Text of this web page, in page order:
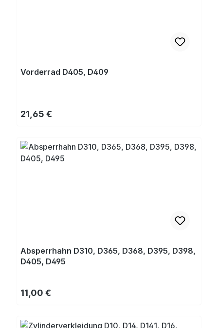
Vorderrad D405, D409
Regulärer Preis:
21,65 €
Absperrhahn D310, D365, D368, D395, D398,
D405, D495
Regulärer Preis:
11,00 €